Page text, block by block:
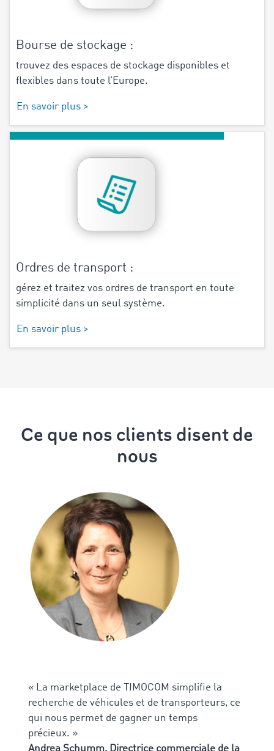
Bourse de stockage :
trouvez des espaces de stockage disponibles et
flexibles dans toute l’Europe.
En savoir plus >
Ordres de transport :
gérez et traitez vos ordres de transport en toute
simplicité dans un seul système.
En savoir plus >
Ce que nos clients disent de
nous
« La marketplace de TIMOCOM simplifie la
recherche de véhicules et de transporteurs, ce
qui nous permet de gagner un temps
précieux. »
Andrea Schumm, Directrice commerciale de la